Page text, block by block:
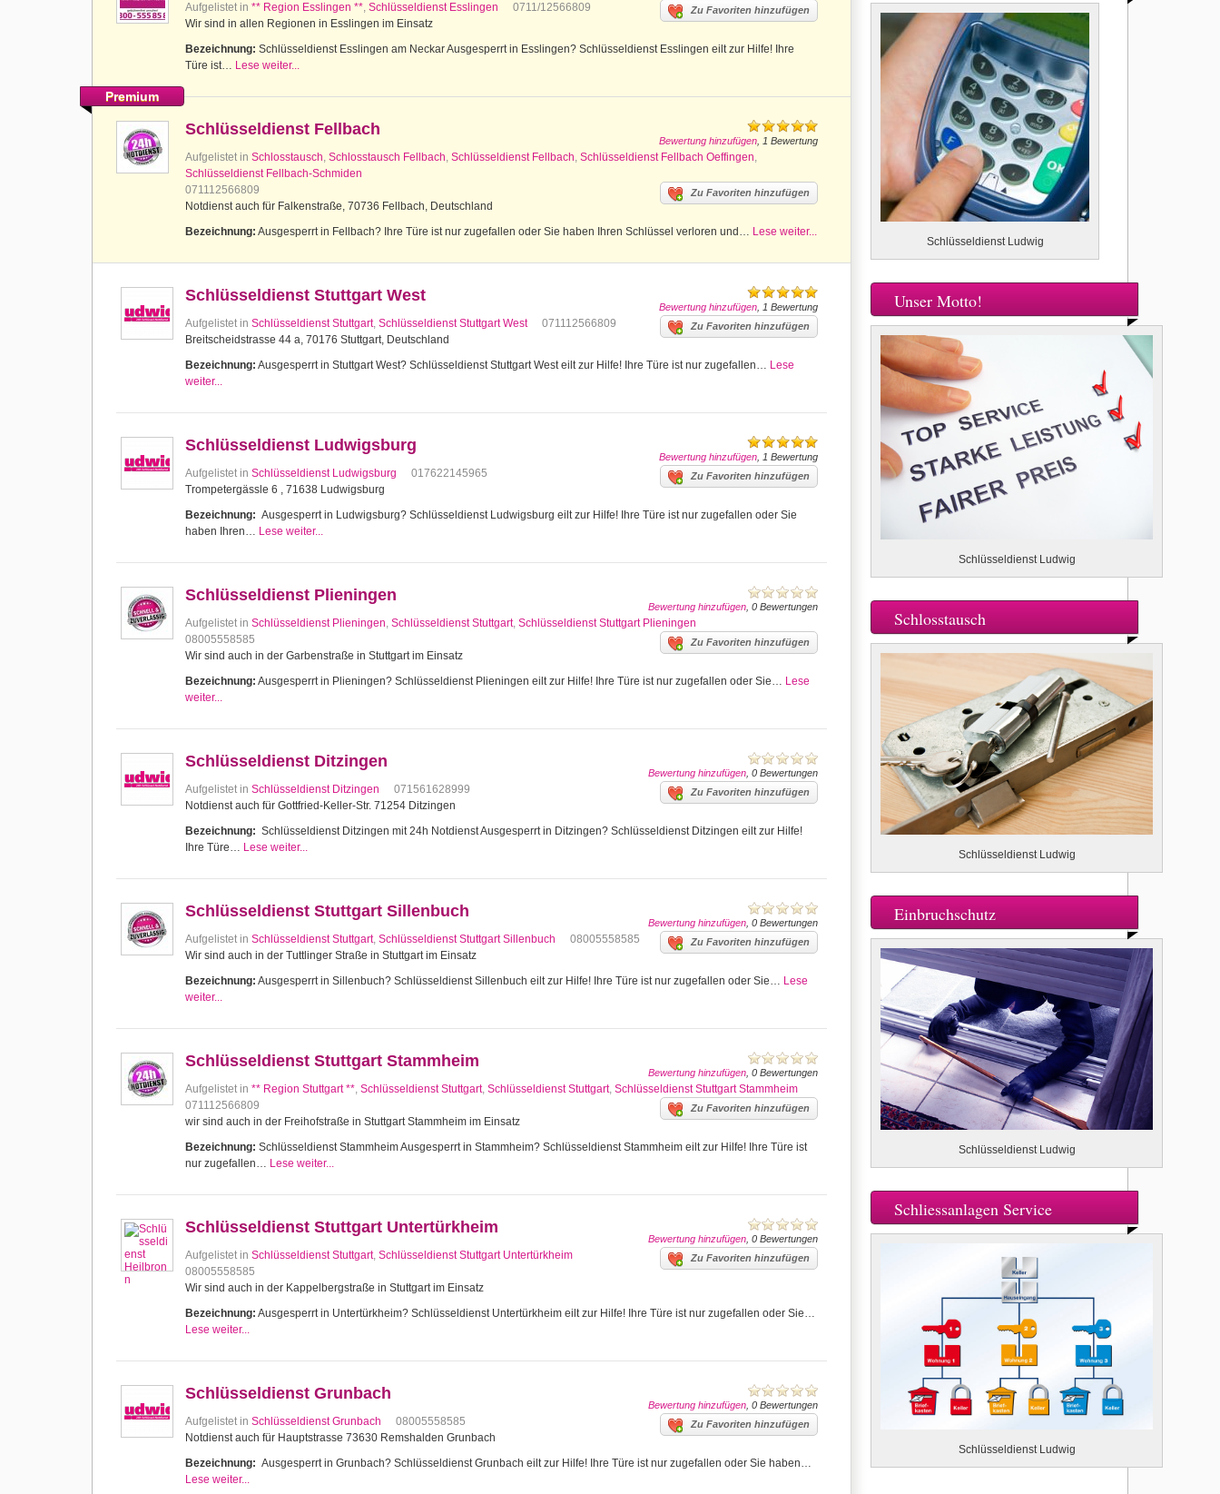
Aufgelistet in ** Region Esslingen **, Schlüsseldienst Esslingen Zu Favoriten hinzufügen
0711/12566809
Wir sind in allen Regionen in Esslingen im Einsatz
Bezeichnung: Schlüsseldienst Esslingen am Neckar Ausgesperrt in Esslingen? Schlüsseldienst Esslingen eilt zur Hilfe! Ihre
Türe ist… Lese weiter...
Premium
Bewertung hinzufügen , 1 Bewertung
Schlüsseldienst Fellbach
Aufgelistet in Schlosstausch, Schlosstausch Fellbach, Schlüsseldienst Fellbach, Schlüsseldienst Fellbach Oeffingen,
Schlüsseldienst Fellbach-Schmiden
Zu Favoriten hinzufügen
071112566809
Notdienst auch für Falkenstraße, 70736 Fellbach, Deutschland
Bezeichnung: Ausgesperrt in Fellbach? Ihre Türe ist nur zugefallen oder Sie haben Ihren Schlüssel verloren und… Lese weiter...
Bewertung hinzufügen , 1 Bewertung
Schlüsseldienst Stuttgart West
Aufgelistet in Schlüsseldienst Stuttgart, Schlüsseldienst Stuttgart West Zu Favoriten hinzufügen
071112566809
Breitscheidstrasse 44 a, 70176 Stuttgart, Deutschland
Bezeichnung: Ausgesperrt in Stuttgart West? Schlüsseldienst Stuttgart West eilt zur Hilfe! Ihre Türe ist nur zugefallen… Lese
weiter...
Bewertung hinzufügen , 1 Bewertung
Schlüsseldienst Ludwigsburg
Aufgelistet in Schlüsseldienst Ludwigsburg Zu Favoriten hinzufügen
017622145965
Trompetergässle 6 , 71638 Ludwigsburg
Bezeichnung: Ausgesperrt in Ludwigsburg? Schlüsseldienst Ludwigsburg eilt zur Hilfe! Ihre Türe ist nur zugefallen oder Sie
haben Ihren… Lese weiter...
Bewertung hinzufügen , 0 Bewertungen
Schlüsseldienst Plieningen
Aufgelistet in Schlüsseldienst Plieningen, Schlüsseldienst Stuttgart, Schlüsseldienst Stuttgart Plieningen
Zu Favoriten hinzufügen
08005558585
Wir sind auch in der Garbenstraße in Stuttgart im Einsatz
Bezeichnung: Ausgesperrt in Plieningen? Schlüsseldienst Plieningen eilt zur Hilfe! Ihre Türe ist nur zugefallen oder Sie… Lese
weiter...
Bewertung hinzufügen , 0 Bewertungen
Schlüsseldienst Ditzingen
Aufgelistet in Schlüsseldienst Ditzingen Zu Favoriten hinzufügen
071561628999
Notdienst auch für Gottfried-Keller-Str. 71254 Ditzingen
Bezeichnung: Schlüsseldienst Ditzingen mit 24h Notdienst Ausgesperrt in Ditzingen? Schlüsseldienst Ditzingen eilt zur Hilfe!
Ihre Türe… Lese weiter...
Bewertung hinzufügen , 0 Bewertungen
Schlüsseldienst Stuttgart Sillenbuch
Aufgelistet in Schlüsseldienst Stuttgart, Schlüsseldienst Stuttgart Sillenbuch Zu Favoriten hinzufügen
08005558585
Wir sind auch in der Tuttlinger Straße in Stuttgart im Einsatz
Bezeichnung: Ausgesperrt in Sillenbuch? Schlüsseldienst Sillenbuch eilt zur Hilfe! Ihre Türe ist nur zugefallen oder Sie… Lese
weiter...
Bewertung hinzufügen , 0 Bewertungen
Schlüsseldienst Stuttgart Stammheim
Aufgelistet in ** Region Stuttgart **, Schlüsseldienst Stuttgart, Schlüsseldienst Stuttgart, Schlüsseldienst Stuttgart Stammheim
Zu Favoriten hinzufügen
071112566809
wir sind auch in der Freihofstraße in Stuttgart Stammheim im Einsatz
Bezeichnung: Schlüsseldienst Stammheim Ausgesperrt in Stammheim? Schlüsseldienst Stammheim eilt zur Hilfe! Ihre Türe ist
nur zugefallen… Lese weiter...
Bewertung hinzufügen , 0 Bewertungen
Schlüsseldienst Stuttgart Untertürkheim
Aufgelistet in Schlüsseldienst Stuttgart, Schlüsseldienst Stuttgart Untertürkheim Zu Favoriten hinzufügen
08005558585
Wir sind auch in der Kappelbergstraße in Stuttgart im Einsatz
Bezeichnung: Ausgesperrt in Untertürkheim? Schlüsseldienst Untertürkheim eilt zur Hilfe! Ihre Türe ist nur zugefallen oder Sie…
Lese weiter...
Bewertung hinzufügen , 0 Bewertungen
Schlüsseldienst Grunbach
Aufgelistet in Schlüsseldienst Grunbach Zu Favoriten hinzufügen
08005558585
Notdienst auch für Hauptstrasse 73630 Remshalden Grunbach
Bezeichnung: Ausgesperrt in Grunbach? Schlüsseldienst Grunbach eilt zur Hilfe! Ihre Türe ist nur zugefallen oder Sie haben…
Lese weiter...
Schlüsseldienst Ludwig
Unser Motto!
Schlüsseldienst Ludwig
Schlosstausch
Schlüsseldienst Ludwig
Einbruchschutz
Schlüsseldienst Ludwig
Schliessanlagen Service
Schlüsseldienst Ludwig